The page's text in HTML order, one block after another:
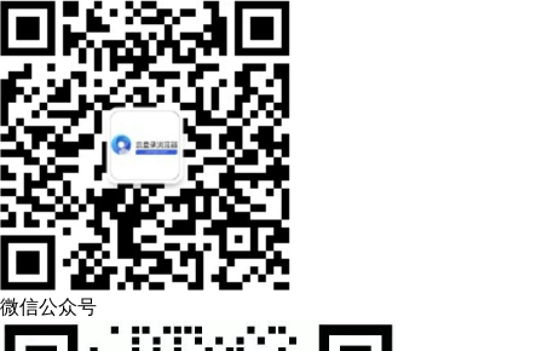
微信公众号